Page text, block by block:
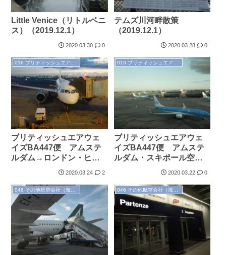
Little Venice（リトルベニ
ス）（2019.12.1）
2020.03.30 0
テムズ川河畔散策
（2019.12.1）
2020.03.28 0
ブリティッシュエアウェ
イズBA447便 アムステ
ルダム→ロンドン・ヒー
スロー エコノミークラ
ス搭乗記（2019.11.30）
2020.03.24 2
ブリティッシュエアウェ
イズBA447便 アムステ
ルダム・スキポール空港
チェックイン＆ブリティ
ッシュエアウェイズラウ
ンジ（2019.11.30）
2020.03.22 0
046 その他航空会社（海外）